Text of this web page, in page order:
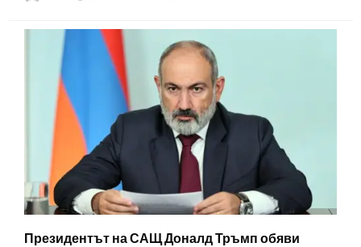
Президентът на САЩ Доналд Тръмп обяви